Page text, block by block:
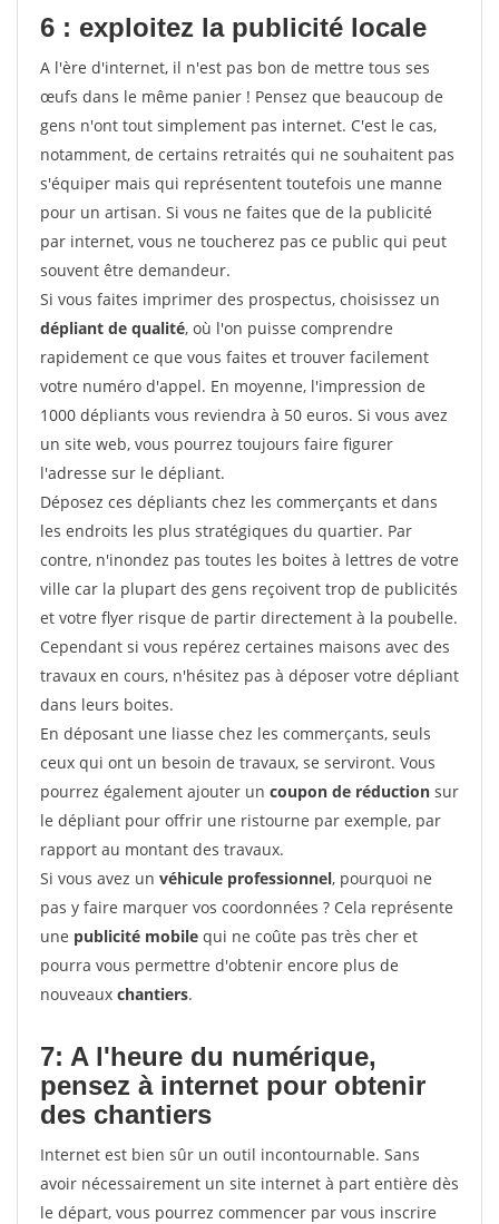
6 : exploitez la publicité locale
A l'ère d'internet, il n'est pas bon de mettre tous ses
œufs dans le même panier ! Pensez que beaucoup de
gens n'ont tout simplement pas internet. C'est le cas,
notamment, de certains retraités qui ne souhaitent pas
s'équiper mais qui représentent toutefois une manne
pour un artisan. Si vous ne faites que de la publicité
par internet, vous ne toucherez pas ce public qui peut
souvent être demandeur.
Si vous faites imprimer des prospectus, choisissez un
dépliant de qualité, où l'on puisse comprendre
rapidement ce que vous faites et trouver facilement
votre numéro d'appel. En moyenne, l'impression de
1000 dépliants vous reviendra à 50 euros. Si vous avez
un site web, vous pourrez toujours faire figurer
l'adresse sur le dépliant.
Déposez ces dépliants chez les commerçants et dans
les endroits les plus stratégiques du quartier. Par
contre, n'inondez pas toutes les boites à lettres de votre
ville car la plupart des gens reçoivent trop de publicités
et votre flyer risque de partir directement à la poubelle.
Cependant si vous repérez certaines maisons avec des
travaux en cours, n'hésitez pas à déposer votre dépliant
dans leurs boites.
En déposant une liasse chez les commerçants, seuls
ceux qui ont un besoin de travaux, se serviront. Vous
pourrez également ajouter un coupon de réduction sur
le dépliant pour offrir une ristourne par exemple, par
rapport au montant des travaux.
Si vous avez un véhicule professionnel, pourquoi ne
pas y faire marquer vos coordonnées ? Cela représente
une publicité mobile qui ne coûte pas très cher et
pourra vous permettre d'obtenir encore plus de
nouveaux chantiers.
7: A l'heure du numérique,
pensez à internet pour obtenir
des chantiers
Internet est bien sûr un outil incontournable. Sans
avoir nécessairement un site internet à part entière dès
le départ, vous pourrez commencer par vous inscrire